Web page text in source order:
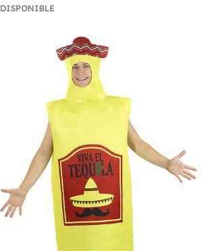
DISPONIBLE